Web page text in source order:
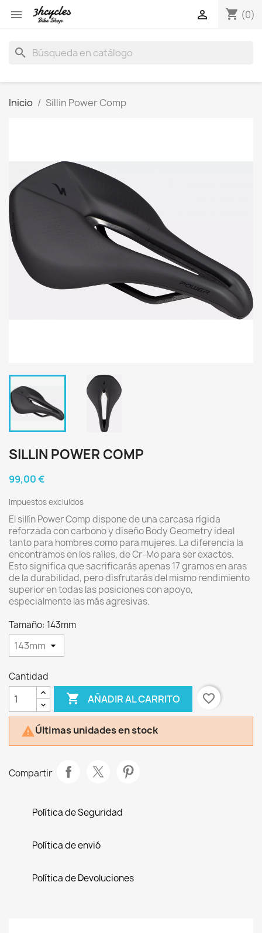
 shopping_cart (0)

search
Inicio Sillin Power Comp
SILLIN POWER COMP
99,00 €
Impuestos excluidos
El sillín Power Comp dispone de una carcasa rígida
reforzada con carbono y diseño Body Geometry ideal
tanto para hombres como para mujeres. La diferencia la
encontramos en los raíles, de Cr-Mo para ser exactos.
Esto significa que sacrificarás apenas 17 gramos en aras
de la durabilidad, pero disfrutarás del mismo rendimiento
superior en todas las posiciones con apoyo,
especialmente las más agresivas.
Tamaño: 143mm
Cantidad
 AÑADIR AL CARRITO favorite_border
Últimas unidades en stock
Compartir
Política de Seguridad
Política de envió
Política de Devoluciones